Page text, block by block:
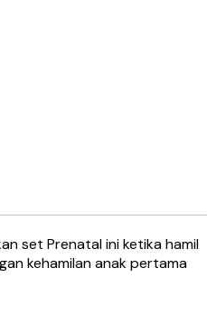
set Prenatal ini ketika hamil
kehamilan anak pertama